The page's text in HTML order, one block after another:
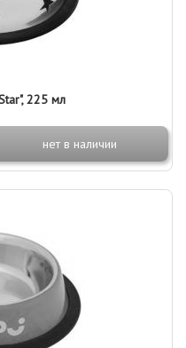
225 мл
нет в наличии